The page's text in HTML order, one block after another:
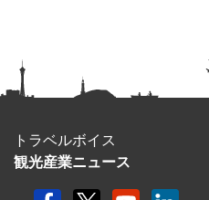
トラベルボイス
観光産業ニュース